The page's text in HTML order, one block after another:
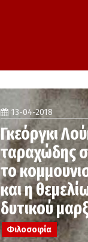
13-04-2018
Γκεόργκι
ταραχώδης
το
και η
δυτικού
Φιλοσοφία